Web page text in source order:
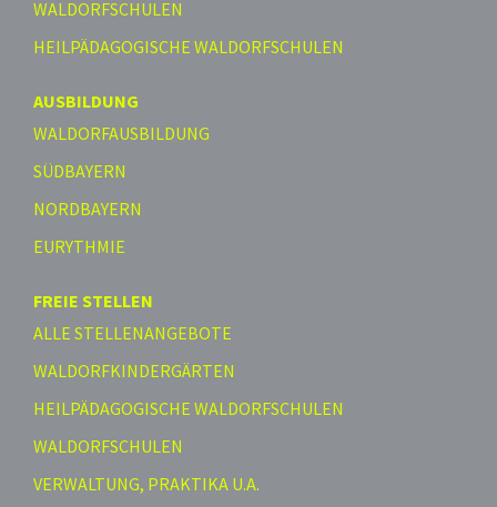
WALDORFSCHULEN
HEILPÄDAGOGISCHE WALDORFSCHULEN
AUSBILDUNG
WALDORFAUSBILDUNG
SÜDBAYERN
NORDBAYERN
EURYTHMIE
FREIE STELLEN
ALLE STELLENANGEBOTE
WALDORFKINDERGÄRTEN
HEILPÄDAGOGISCHE WALDORFSCHULEN
WALDORFSCHULEN
VERWALTUNG, PRAKTIKA U.A.